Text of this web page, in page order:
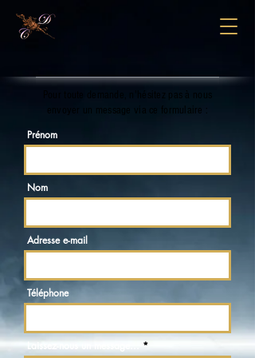
Pour toute demande, n'hésitez pas à nous
envoyer un message via ce formulaire :
Prénom
Nom
Adresse e-mail
Téléphone
Laissez-nous un message...